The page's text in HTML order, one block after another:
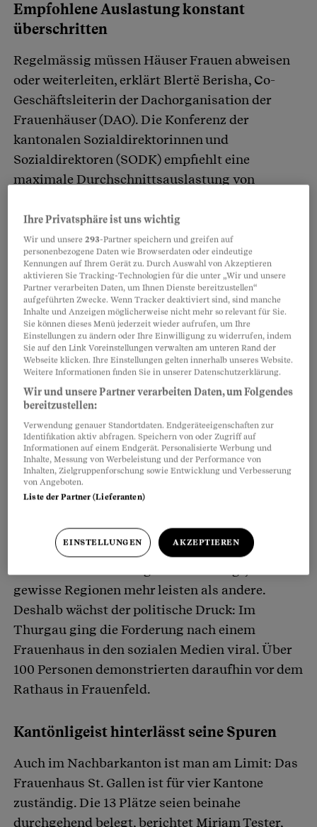
Empfohlene Auslastung konstant
überschritten
Regelmässig müssen Häuser Frauen abweisen
oder weiterleiten, erklärt Blertë Berisha, Co-
Geschäftsleiterin der Dachorganisation der
Frauenhäuser (DAO). Die Konferenz der
kantonalen Sozialdirektorinnen und
Sozialdirektoren (SODK) empfiehlt eine
maximale Durchschnittsauslastung von
Kriseninterventionsstelle funktioniert. «Diesen
Wert überschreiten die Häuser seit Jahren
konstant», so Berisha. Sie stellt klar: «Dies ist
ein kritischer Zustand, der auf Dauer nicht
zumutbar ist.»
Partnerinhalte
gewisse Regionen mehr leisten als andere.
Deshalb wächst der politische Druck: Im
Thurgau ging die Forderung nach einem
Frauenhaus in den sozialen Medien viral. Über
100 Personen demonstrierten daraufhin vor dem
Rathaus in Frauenfeld.
Kantönligeist hinterlässt seine Spuren
Auch im Nachbarkanton ist man am Limit: Das
Frauenhaus St. Gallen ist für vier Kantone
zuständig. Die 13 Plätze seien beinahe
durchgehend belegt, berichtet Mirjam Tester,
Ihre Privatsphäre ist uns wichtig
Wir und unsere293-Partner speichern und greifen auf
personenbezogene Daten wie Browserdaten oder eindeutige
Kennungen auf Ihrem Gerät zu. Durch Auswahl von Akzeptieren
aktivieren Sie Tracking-Technologien für die unter „Wir und unsere
Partner verarbeiten Daten, um Ihnen Dienste bereitzustellen“
aufgeführten Zwecke. Wenn Tracker deaktiviert sind, sind manche
Inhalte und Anzeigen möglicherweise nicht mehr so relevant für Sie.
Sie können dieses Menü jederzeit wieder aufrufen, um Ihre
Einstellungen zu ändern oder Ihre Einwilligung zu widerrufen, indem
Sie auf den Link Voreinstellungen verwalten am unteren Rand der
Webseite klicken. Ihre Einstellungen gelten innerhalb unseres Website.
Weitere Informationen finden Sie in unserer Datenschutzerklärung.
Wir und unsere Partner verarbeiten Daten, um Folgendes
bereitzustellen:
Verwendung genauer Standortdaten. Endgeräteeigenschaften zur
Identifikation aktiv abfragen. Speichern von oder Zugriff auf
Informationen auf einem Endgerät. Personalisierte Werbung und
Inhalte, Messung von Werbeleistung und der Performance von
Inhalten, Zielgruppenforschung sowie Entwicklung und Verbesserung
von Angeboten.
Liste der Partner (Lieferanten)
EINSTELLUNGEN AKZEPTIEREN